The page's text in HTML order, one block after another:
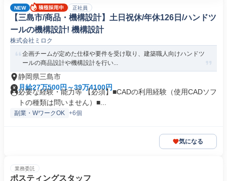
NEW 正社員
【三島市/商品・機構設計】土日祝休/年休126日/ハンドツ
ールの機構設計! 機構設計
株式会社ミロク
企画チームが定めた仕様や要件を受け取り、建築職人向けハンドツ
ールの商品設計や機構設計を行い...
静岡県三島市
月給27万500円～39万4100円
必要な経験・能力等 【必須】■CADの利用経験（使用CADソフ
トの種類は問いません）■...
副業・WワークOK +6個
気になる
業務委託
ポスティングスタッフ